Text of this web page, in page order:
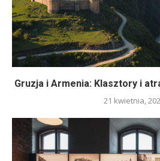
Gruzja i Armenia: Klasztory i
21 kwietnia,